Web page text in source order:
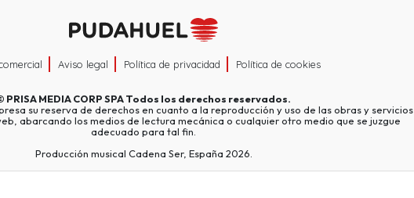
Aviso legal Política de privacidad Política de cookies
PRISA MEDIA CORP SPATodos los derechos reservados.
su reserva de derechos en cuanto a la reproducción y uso de las obras y servicios
abarcando los medios de lectura mecánica o cualquier otro medio que se juzgue
adecuado para tal fin.
Producción musical Cadena Ser, España 2026.